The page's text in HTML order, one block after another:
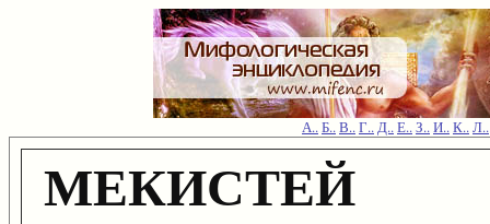
А..Б..В..Г..Д..Е..З..И..К..Л..
МЕКИСТЕЙ